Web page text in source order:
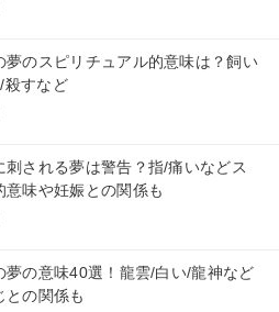
夢のスピリチュアル的意味は？飼い
殺すなど
刺される夢は警告？指/痛いなどス
意味や妊娠との関係も
夢の意味40選！龍雲/白い/龍神など
との関係も